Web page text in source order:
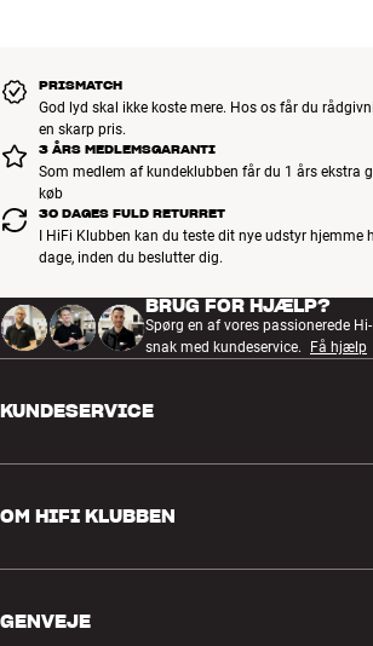
PRISMATCH
God lyd skal ikke koste mere. Hos os får du
en skarp pris.
3 ÅRS MEDLEMSGARANTI
Som medlem af kundeklubben får du 1 års ekstra
køb
30 DAGES FULD RETURRET
I HiFi Klubben kan du teste dit nye udstyr hjemme
dage, inden du beslutter dig.
BRUG FOR HJÆLP?
Spørg en af vores passionerede
snak med kundeservice.
Få hjælp
KUNDESERVICE
Retur og reklamation
Fortryd ordre
OM HIFI KLUBBEN
GENVEJE